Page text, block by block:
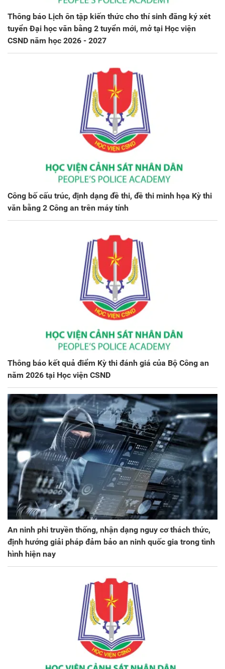
Thông báo Lịch ôn tập kiến thức cho thí sinh đăng ký xét
tuyển Đại học văn bằng 2 tuyển mới, mở tại Học viện
CSND năm học 2026 - 2027
Công bố cấu trúc, định dạng đề thi, đề thi minh họa Kỳ thi
văn bằng 2 Công an trên máy tính
Thông báo kết quả điểm Kỳ thi đánh giá của Bộ Công an
năm 2026 tại Học viện CSND
An ninh phi truyền thống, nhận dạng nguy cơ thách thức,
định hướng giải pháp đảm bảo an ninh quốc gia trong tình
hình hiện nay